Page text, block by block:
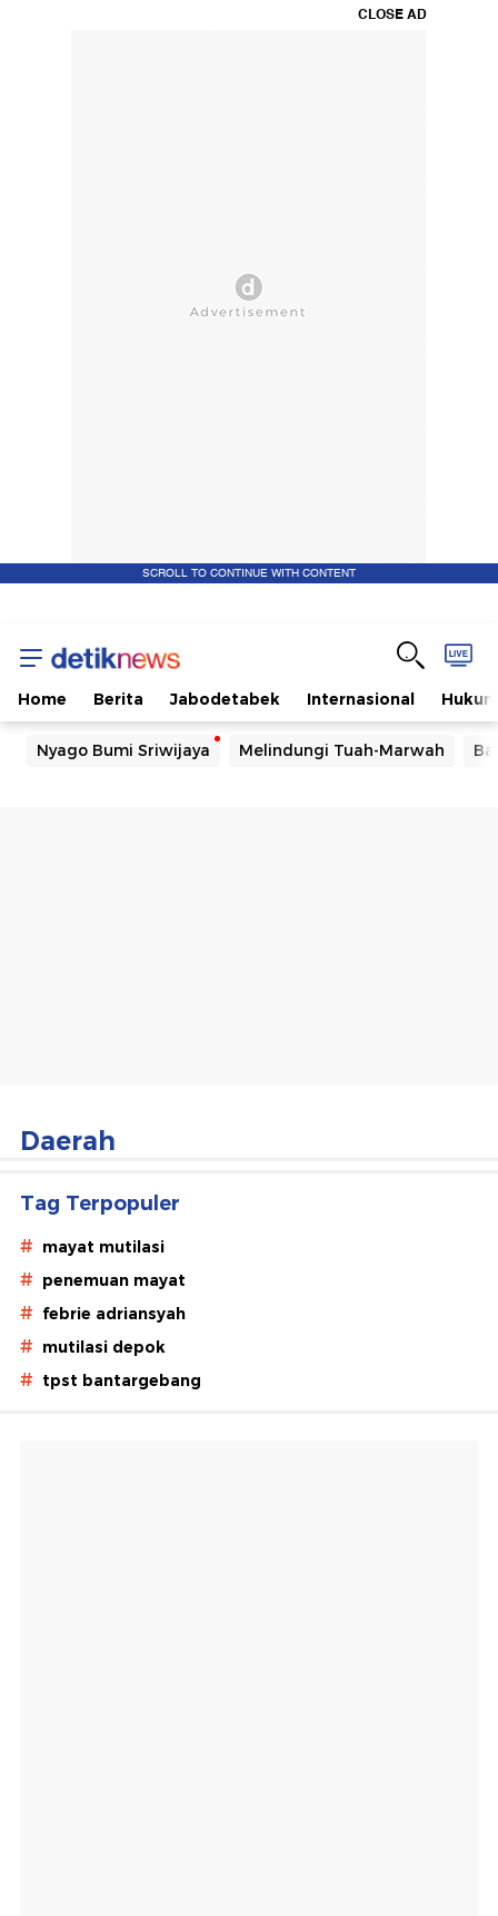
Berita
terbaru
peristiwa
Indonesia
CLOSE AD
SCROLL TO CONTINUE WITH CONTENT
Home Berita Jabodetabek Internasional Hukum
Nyago Bumi Sriwijaya Melindungi Tuah-Marwah
Daerah
Tag Terpopuler
# mayat mutilasi
# penemuan mayat
# febrie adriansyah
# mutilasi depok
# tpst bantargebang